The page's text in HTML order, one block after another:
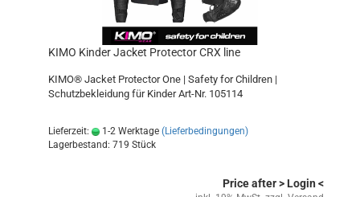
KIMO Kinder Jacket Protector CRX line
KIMO® Jacket Protector One | Safety for Children |
Schutzbekleidung für Kinder Art-Nr. 105114
Lieferzeit: 1-2 Werktage (Lieferbedingungen)
Lagerbestand: 719 Stück
Price after> Login <